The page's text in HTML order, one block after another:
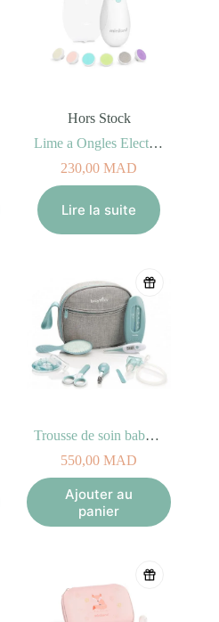
Hors Stock
Lime a Ongles Electriques Miniland
230,00 MAD
Lire la suite
Trousse de soin baby Care Kit Aqua Babymoov
550,00 MAD
Ajouter au
panier